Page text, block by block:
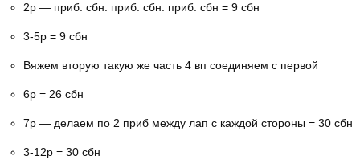
2р — приб. сбн. приб. сбн. приб. сбн = 9 сбн
3-5р = 9 сбн
Вяжем вторую такую же часть 4 вп соединяем с первой
6р = 26 сбн
7р — делаем по 2 приб между лап с каждой стороны = 30 сбн
3-12р = 30 сбн